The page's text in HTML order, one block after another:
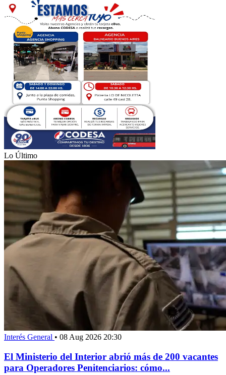
Lo Último
Interés General • 08 Aug 2026 20:30
El Ministerio del Interior abrió más de 200 vacantes
para Operadores Penitenciarios: cómo...